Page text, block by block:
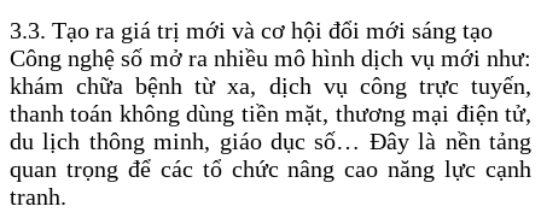
3.3. Tạo ra giá trị mới và cơ hội đổi mới sáng tạo
Công nghệ số mở ra nhiều mô hình dịch vụ mới như:
khám chữa bệnh từ xa, dịch vụ công trực tuyến,
thanh toán không dùng tiền mặt, thương mại điện tử,
du lịch thông minh, giáo dục số… Đây là nền tảng
quan trọng để các tổ chức nâng cao năng lực cạnh
tranh.